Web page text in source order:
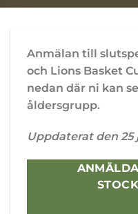
Anmälan till
och Lions Basket
nedan där ni kan
åldersgrupp.
Uppdaterat den 25